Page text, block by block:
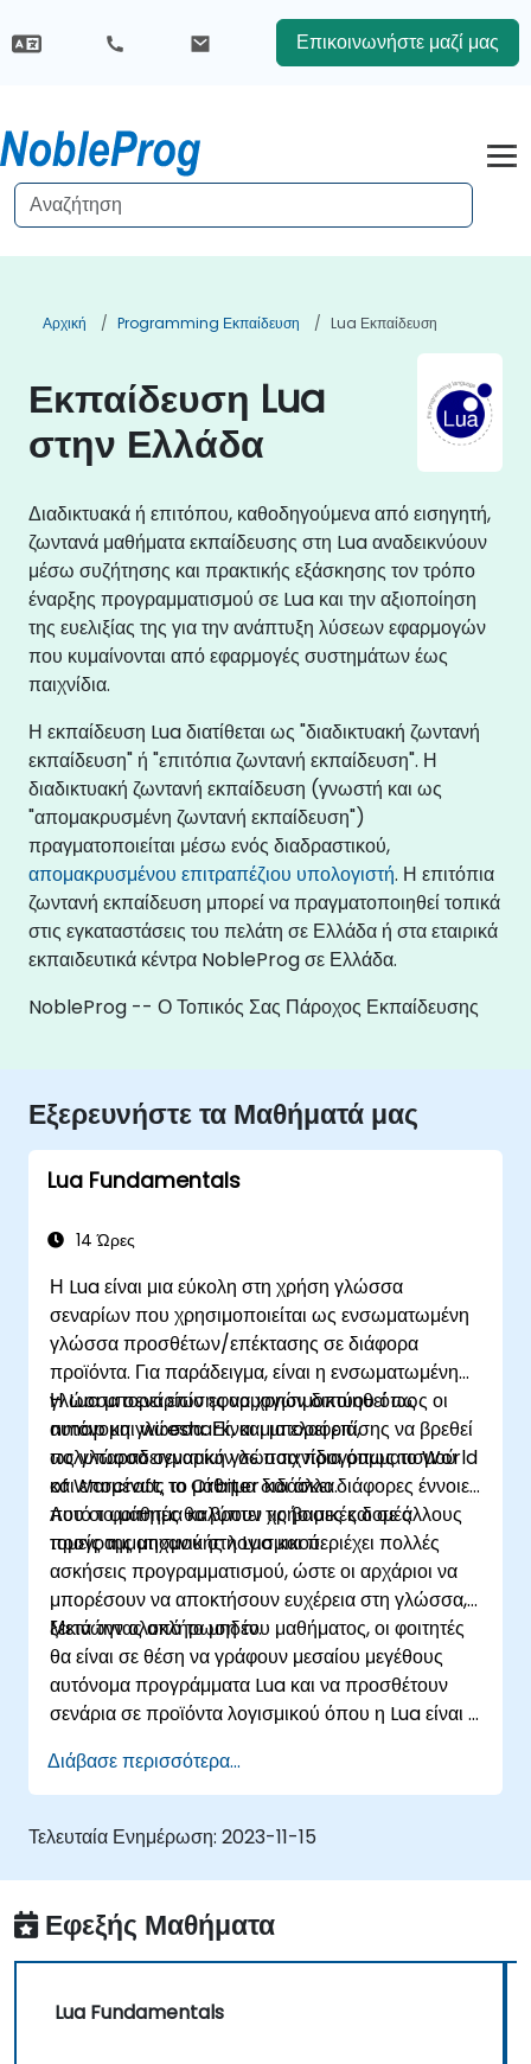
Επικοινωνήστε μαζί μας
Αρχική Programming Εκπαίδευση Lua Εκπαίδευση
Εκπαίδευση Lua
στην Ελλάδα
Διαδικτυακά ή επιτόπου, καθοδηγούμενα από εισηγητή,
ζωντανά μαθήματα εκπαίδευσης στη Lua αναδεικνύουν
μέσω συζήτησης και πρακτικής εξάσκησης τον τρόπο
έναρξης προγραμματισμού σε Lua και την αξιοποίηση
της ευελιξίας της για την ανάπτυξη λύσεων εφαρμογών
που κυμαίνονται από εφαρμογές συστημάτων έως
παιχνίδια.
Η εκπαίδευση Lua διατίθεται ως "διαδικτυακή ζωντανή
εκπαίδευση" ή "επιτόπια ζωντανή εκπαίδευση". Η
διαδικτυακή ζωντανή εκπαίδευση (γνωστή και ως
"απομακρυσμένη ζωντανή εκπαίδευση")
πραγματοποιείται μέσω ενός διαδραστικού,
απομακρυσμένου επιτραπέζιου υπολογιστή. Η επιτόπια
ζωντανή εκπαίδευση μπορεί να πραγματοποιηθεί τοπικά
στις εγκαταστάσεις του πελάτη σε Ελλάδα ή στα εταιρικά
εκπαιδευτικά κέντρα NobleProg σε Ελλάδα.
NobleProg -- Ο Τοπικός Σας Πάροχος Εκπαίδευσης
Εξερευνήστε τα Μαθήματά μας
Lua Fundamentals
14 Ώρες
Η Lua είναι μια εύκολη στη χρήση γλώσσα
σεναρίων που χρησιμοποιείται ως ενσωματωμένη
γλώσσα προσθέτων/επέκτασης σε διάφορα
προϊόντα. Για παράδειγμα, είναι η ενσωματωμένη
γλώσσα σεναρίων εφαρμογών δικτύου όπως οι
nmap και wireshark, και μπορεί επίσης να βρεθεί
ως γλώσσα σεναρίων σε παιχνίδια όπως το World
of Warcraft, το Orbiter και άλλα.
Η Lua μπορεί επίσης να χρησιμοποιηθεί ως
αυτόνομη γλώσσα. Είναι μια ελαφριά,
πολυπαραδειγματική γλώσσα προγραμματισμού
και επομένως το μάθημα διδάσκει διάφορες έννοιες
που οι φοιτητές θα βρουν χρήσιμες και σε άλλους
τομείς της μηχανικής λογισμικού.
Αυτό το μάθημα καλύπτει τις βασικές δομές
προγραμματισμού στη Lua και περιέχει πολλές
ασκήσεις προγραμματισμού, ώστε οι αρχάριοι να
μπορέσουν να αποκτήσουν ευχέρεια στη γλώσσα,
ξεκινώντας από το μηδέν.
Μετά την ολοκλήρωση του μαθήματος, οι φοιτητές
θα είναι σε θέση να γράφουν μεσαίου μεγέθους
αυτόνομα προγράμματα Lua και να προσθέτουν
σενάρια σε προϊόντα λογισμικού όπου η Lua είναι η
Διάβασε περισσότερα...
Τελευταία Ενημέρωση: 2023-11-15
Εφεξής Μαθήματα
Lua Fundamentals